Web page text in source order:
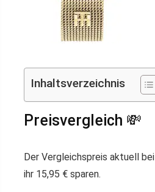
Inhaltsverzeichnis
Preisvergleich 💸
Der Vergleichspreis aktuell bei
ihr 15,95 € sparen.